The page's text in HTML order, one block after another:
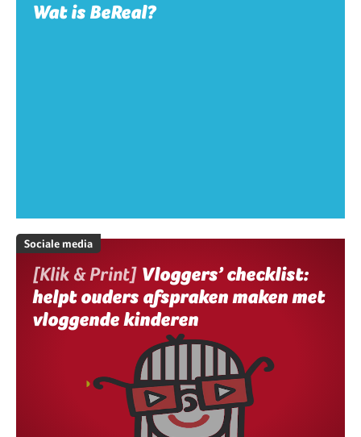
Wat is BeReal?
Sociale media
[Klik & Print] Vloggers’ checklist:
helpt ouders afspraken maken met
vloggende kinderen